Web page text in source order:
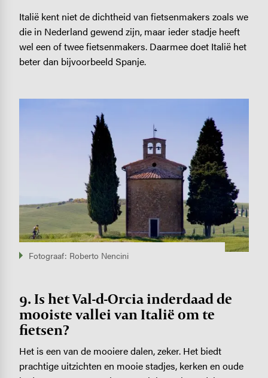
Italië kent niet de dichtheid van fietsenmakers zoals we
die in Nederland gewend zijn, maar ieder stadje heeft
wel een of twee fietsenmakers. Daarmee doet Italië het
beter dan bijvoorbeeld Spanje.
Fotograaf: Roberto Nencini
9. Is het Val-d-Orcia inderdaad de
mooiste vallei van Italië om te
fietsen?
Het is een van de mooiere dalen, zeker. Het biedt
prachtige uitzichten en mooie stadjes, kerken en oude